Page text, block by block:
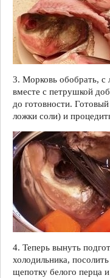
3. Морковь обобрать, с
вместе с петрушкой
до готовности.
ложки соли) и
4. Теперь вынуть
холодильника,
щепотку белого перца